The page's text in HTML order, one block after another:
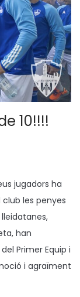
10!!!!
jugadors ha
les penyes
han
Primer Equip i
i agraïment